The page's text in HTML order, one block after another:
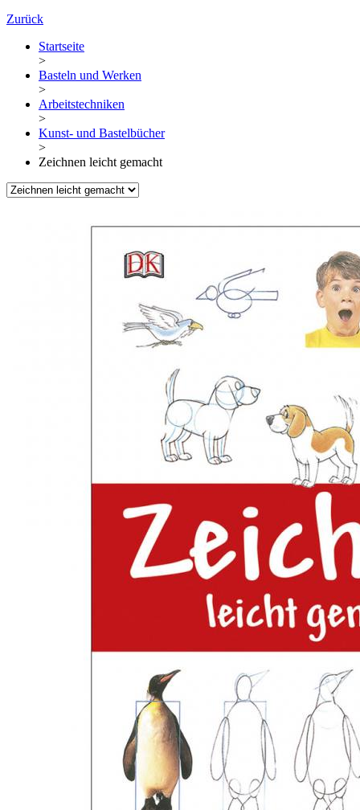
Zurück
Startseite
>
Basteln und Werken
>
Arbeitstechniken
>
Kunst- und Bastelbücher
>
Zeichnen leicht gemacht